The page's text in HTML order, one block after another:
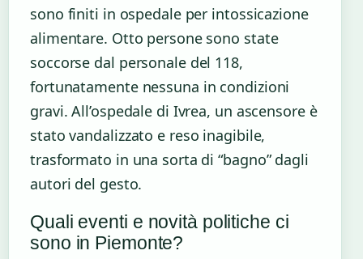
sono finiti in ospedale per intossicazione
alimentare. Otto persone sono state
soccorse dal personale del 118,
fortunatamente nessuna in condizioni
gravi. All’ospedale di Ivrea, un ascensore è
stato vandalizzato e reso inagibile,
trasformato in una sorta di “bagno” dagli
autori del gesto.
Quali eventi e novità politiche ci
sono in Piemonte?